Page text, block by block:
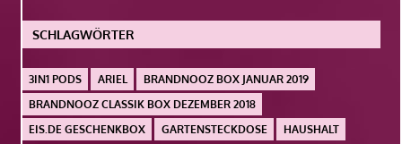
SCHLAGWÖRTER
3IN1 PODS ARIEL
BRANDNOOZ BOX JANUAR 2019
BRANDNOOZ CLASSIK BOX DEZEMBER 2018
EIS.DE GESCHENKBOX
GARTENSTECKDOSE HAUSHALT